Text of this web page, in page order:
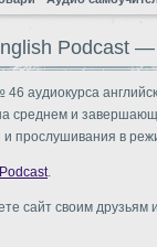
Podcast —
аудиокурса
среднем и
и прослушивания в
.
сайт своим друзьям